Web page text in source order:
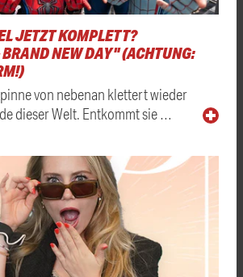
JETZT KOMPLETT?
NEW DAY" (ACHTUNG:
von nebenan klettert wieder
dieser Welt. Entkommt sie …